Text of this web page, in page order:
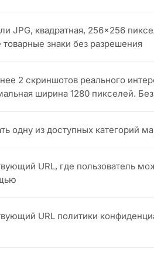
JPG, квадратная, 256×256
знаки без разрешения
2 скриншотов реального
ширина 1280 пикселей.
одну из доступных категорий
URL, где пользователь
URL политики